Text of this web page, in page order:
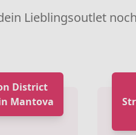
Lieblingsoutlet
District
Mantova